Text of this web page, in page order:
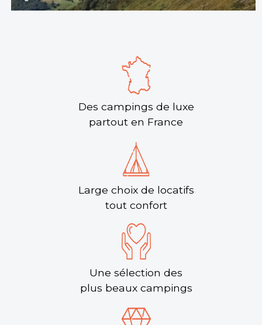
Des campings de luxe
partout en France
Large choix de locatifs
tout confort
Une sélection des
plus beaux campings